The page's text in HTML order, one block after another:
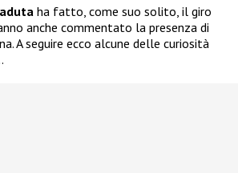
ha fatto, come suo solito, il giro
anche commentato la presenza di
A seguire ecco alcune delle curiosità